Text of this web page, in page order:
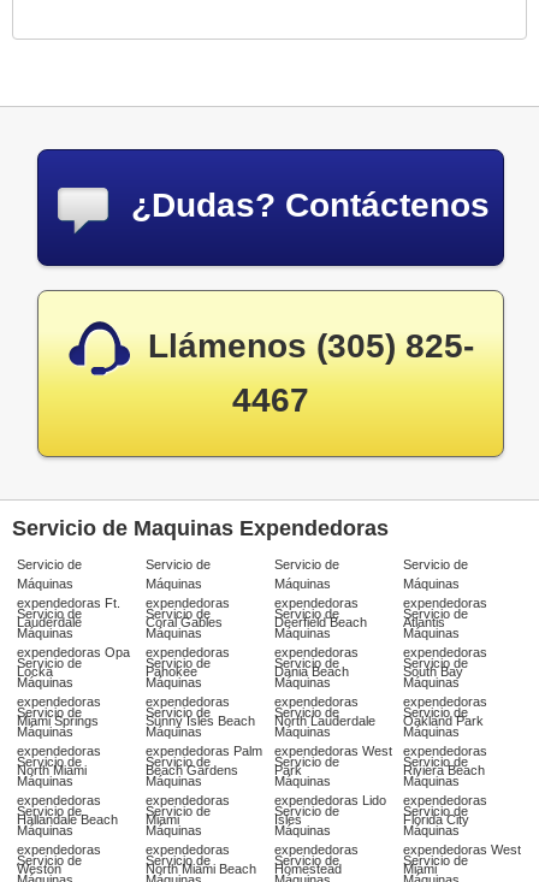
¿Dudas? Contáctenos
Llámenos (305) 825-
4467
Servicio de Maquinas Expendedoras
Servicio de
Máquinas
expendedoras Ft.
Lauderdale
Servicio de
Máquinas
expendedoras
Coral Gables
Servicio de
Máquinas
expendedoras
Deerfield Beach
Servicio de
Máquinas
expendedoras
Atlantis
Servicio de
Máquinas
expendedoras Opa
Locka
Servicio de
Máquinas
expendedoras
Pahokee
Servicio de
Máquinas
expendedoras
Dania Beach
Servicio de
Máquinas
expendedoras
South Bay
Servicio de
Máquinas
expendedoras
Miami Springs
Servicio de
Máquinas
expendedoras
Sunny Isles Beach
Servicio de
Máquinas
expendedoras
North Lauderdale
Servicio de
Máquinas
expendedoras
Oakland Park
Servicio de
Máquinas
expendedoras
North Miami
Servicio de
Máquinas
expendedoras Palm
Beach Gardens
Servicio de
Máquinas
expendedoras West
Park
Servicio de
Máquinas
expendedoras
Riviera Beach
Servicio de
Máquinas
expendedoras
Hallandale Beach
Servicio de
Máquinas
expendedoras
Miami
Servicio de
Máquinas
expendedoras Lido
Isles
Servicio de
Máquinas
expendedoras
Florida City
Servicio de
Máquinas
expendedoras
Weston
Servicio de
Máquinas
expendedoras
North Miami Beach
Servicio de
Máquinas
expendedoras
Homestead
Servicio de
Máquinas
expendedoras West
Miami
Servicio de
Servicio de
Servicio de
Servicio de